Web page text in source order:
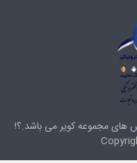
هایمجموعه کویرمی باشد.؟!